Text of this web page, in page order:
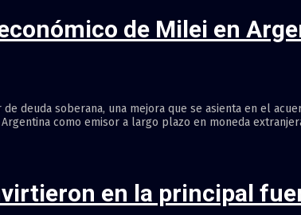
de Milei en
deuda soberana, una mejora que se asienta en el
como emisor a largo plazo en moneda
en la principal